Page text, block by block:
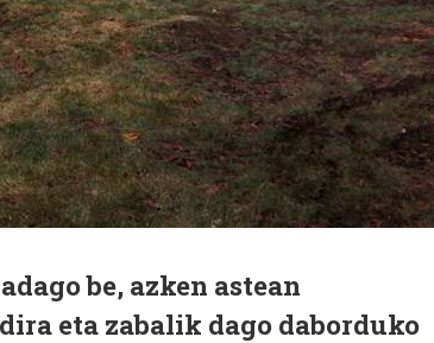
be, azken astean
eta zabalik dago daborduko